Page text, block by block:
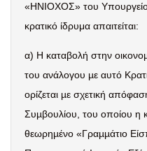
«ΗΝΙΟΧΟΣ» του
κρατικό ίδρυμα απαιτείται:
α) Η καταβολή στην
του ανάλογου µε αυτό
ορίζεται µε σχετική
Συµβουλίου, του οποίου η
θεωρηµένο «Γραµµάτιο